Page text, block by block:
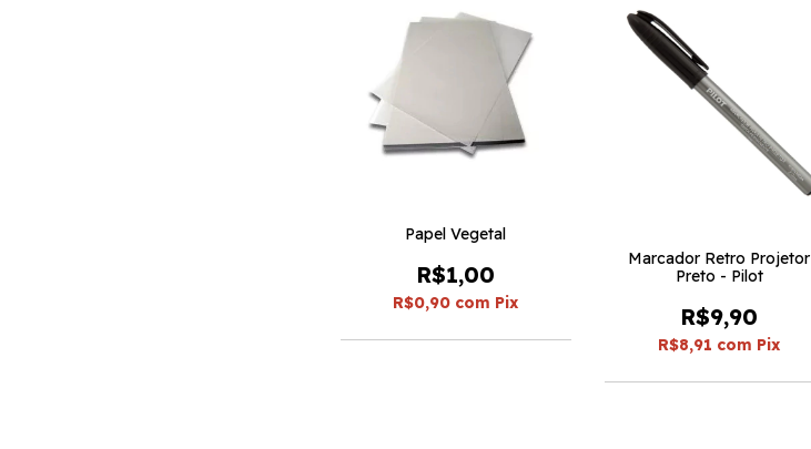
Papel Vegetal
R$1,00
R$0,90 com Pix
Marcador Retro Projetor
Preto - Pilot
R$9,90
R$8,91 com Pix